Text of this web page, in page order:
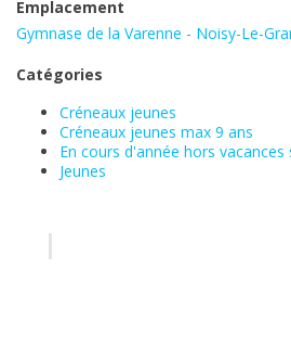
Emplacement
Gymnase de la Varenne - Noisy-Le-
Catégories
Créneaux jeunes
Créneaux jeunes max 9 ans
En cours d'année hors vacances
Jeunes